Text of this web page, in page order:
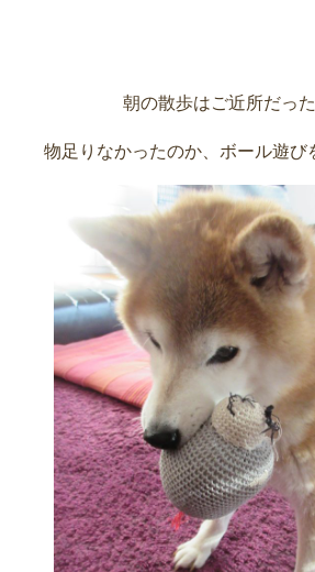
朝の散歩はご近所だった
物足りなかったのか、ボール遊び